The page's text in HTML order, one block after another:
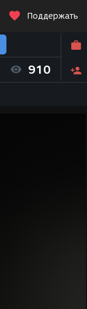
Поддержать
910